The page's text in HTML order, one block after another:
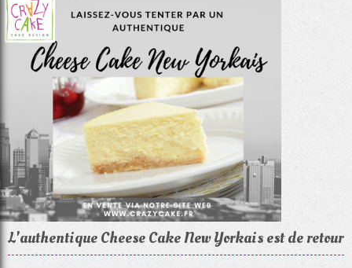
L'authentique Cheese Cake New Yorkais est de retour